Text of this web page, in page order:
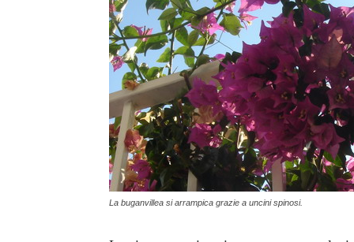
La buganvillea si arrampica grazie a uncini spinosi.